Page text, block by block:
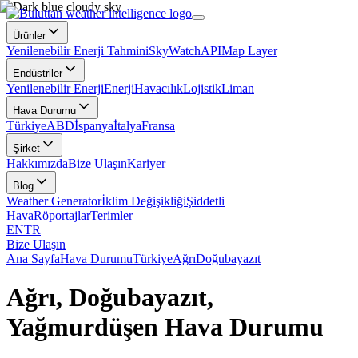
Ürünler
Yenilenebilir Enerji TahminiSkyWatchAPIMap Layer
Endüstriler
Yenilenebilir EnerjiEnerjiHavacılıkLojistikLiman
Hava Durumu
TürkiyeABDİspanyaİtalyaFransa
Şirket
HakkımızdaBize UlaşınKariyer
Blog
Weather Generatorİklim DeğişikliğiŞiddetli
HavaRöportajlarTerimler
ENTR
Bize Ulaşın
Ana SayfaHava DurumuTürkiyeAğrıDoğubayazıt
Ağrı, Doğubayazıt,
Yağmurdüşen Hava Durumu